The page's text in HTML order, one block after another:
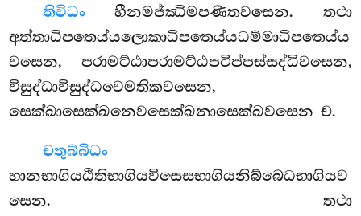
තිවිධං හීනමජ්ඣිමපණීතවසෙන. තථා
අත්තාධිපතෙය්යලොකාධිපතෙය්යධම්මාධිපතෙය්ය
වසෙන, පරාමට්ඨාපරාමට්ඨපටිප්පස්සද්ධිවසෙන,
විසුද්ධාවිසුද්ධවෙමතිකවසෙන,
සෙක්ඛාසෙක්ඛනෙවසෙක්ඛනාසෙක්ඛවසෙන ච.
චතුබ්බිධං
හානභාගියඨිතිභාගියවිසෙසභාගියනිබ්බෙධභාගියව
සෙන. තථා